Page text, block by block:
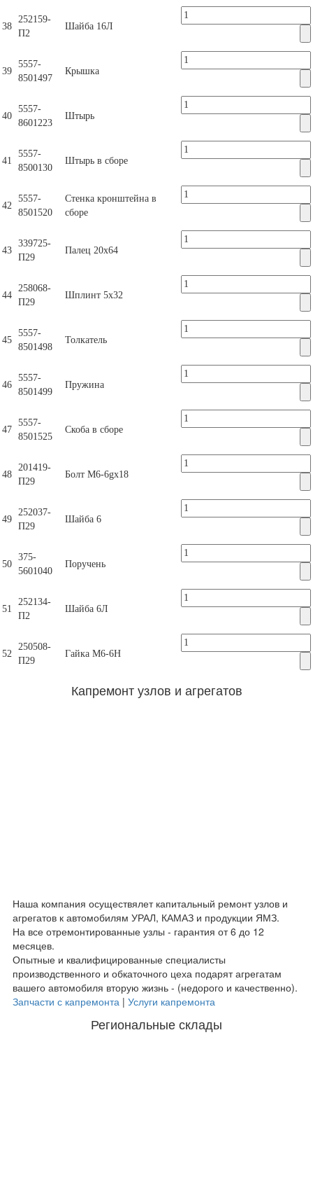
38
252159-
П2
Шайба 16Л
39
5557-
8501497
Крышка
40
5557-
8601223
Штырь
41
5557-
8500130
Штырь в сборе
42
5557-
8501520
Стенка кронштейна в
сборе
43
339725-
П29
Палец 20х64
44
258068-
П29
Шплинт 5х32
45
5557-
8501498
Толкатель
46
5557-
8501499
Пружина
47
5557-
8501525
Скоба в сборе
48
201419-
П29
Болт М6-6gх18
49
252037-
П29
Шайба 6
50
375-
5601040
Поручень
51
252134-
П2
Шайба 6Л
52
250508-
П29
Гайка М6-6Н
Капремонт узлов и агрегатов
Наша компания осуществялет капитальный ремонт узлов и
агрегатов к автомобилям УРАЛ, КАМАЗ и продукции ЯМЗ.
На все отремонтированные узлы - гарантия от 6 до 12
месяцев.
Опытные и квалифицированные специалисты
производственного и обкаточного цеха подарят агрегатам
вашего автомобиля вторую жизнь - (недорого и качественно).
Запчасти с капремонта | Услуги капремонта
Региональные склады